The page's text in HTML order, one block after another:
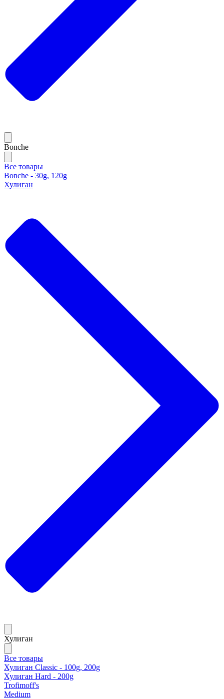
Bonche
Все товары
Bonche - 30g, 120g
Хулиган
Хулиган
Все товары
Хулиган Classic - 100g, 200g
Хулиган Hard - 200g
Trofimoff's
Medium